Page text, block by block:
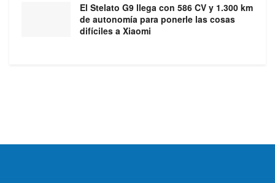
El Stelato G9 llega con 586 CV y 1.300 km
de autonomía para ponerle las cosas
difíciles a Xiaomi